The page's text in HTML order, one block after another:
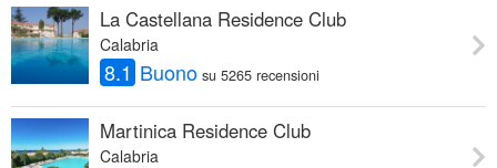
La Castellana Residence Club
Calabria
8.1 Buono su 5265 recensioni
Martinica Residence Club
Calabria